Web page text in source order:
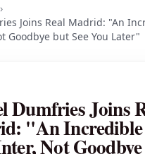
›
Joins Real Madrid: "An
Goodbye but See You Later"
Dumfries Joins
"An Incredible
Not Goodbye